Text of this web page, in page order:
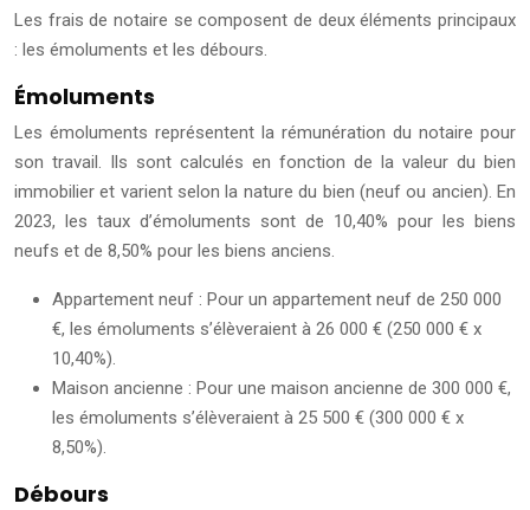
Les frais de notaire se composent de deux éléments principaux
: les émoluments et les débours.
Émoluments
Les émoluments représentent la rémunération du notaire pour
son travail. Ils sont calculés en fonction de la valeur du bien
immobilier et varient selon la nature du bien (neuf ou ancien). En
2023, les taux d’émoluments sont de 10,40% pour les biens
neufs et de 8,50% pour les biens anciens.
Appartement neuf : Pour un appartement neuf de 250 000
€, les émoluments s’élèveraient à 26 000 € (250 000 € x
10,40%).
Maison ancienne : Pour une maison ancienne de 300 000 €,
les émoluments s’élèveraient à 25 500 € (300 000 € x
8,50%).
Débours